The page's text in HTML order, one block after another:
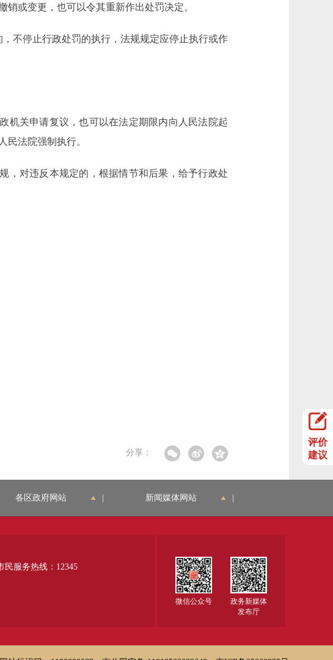
或变更，也可以令其重新作出处罚决定。
停止行政处罚的执行，法规规定应停止执行或作
关申请复议，也可以在法定期限内向人民法院起
民法院强制执行。
对违反本规定的，根据情节和后果，给予行政处
分享：
评价
建议
各区政府网站 新闻媒体网站
民服务热线：12345
微信公众号
政务新媒体
发布厅